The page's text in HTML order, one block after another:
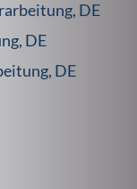
DE
DE
DE